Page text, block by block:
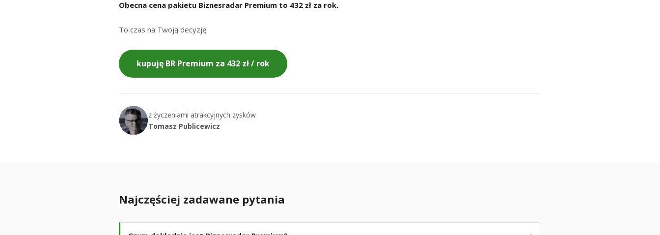
Obecna cena pakietu Biznesradar Premium to 432 zł za rok.
To czas na Twoją decyzję.
kupuję BR Premium za 432 zł / rok
z życzeniami atrakcyjnych zysków
Tomasz Publicewicz
Najczęściej zadawane pytania